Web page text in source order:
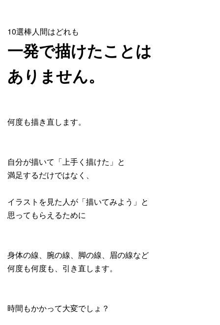
10選棒人間はどれも
一発で描けたことは
ありません。
何度も描き直します。
自分が描いて「上手く描けた」と
満足するだけではなく、
イラストを見た人が「描いてみよう」と
思ってもらえるために
身体の線、腕の線、脚の線、眉の線など
何度も何度も、引き直します。
時間もかかって大変でしょ？